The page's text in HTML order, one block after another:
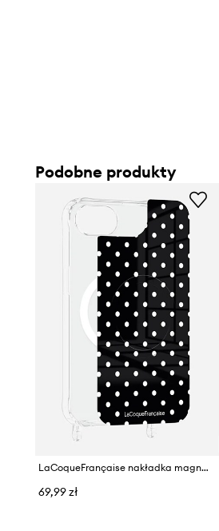
Podobne produkty
LaCoqueFrançaise nakładka magnetyczna na etui Iphone 16/17 e
69,99 zł